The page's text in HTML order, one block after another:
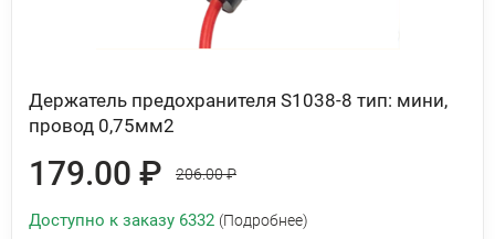
Держатель предохранителя S1038-8 тип: мини,
провод 0,75мм2
179.00 ₽ 206.00 ₽
Доступно к заказу 6332 (Подробнее)